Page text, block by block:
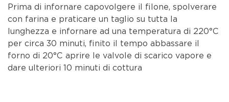
Prima di infornare capovolgere il filone, spolverare
con farina e praticare un taglio su tutta la
lunghezza e infornare ad una temperatura di 220°C
per circa 30 minuti, finito il tempo abbassare il
forno di 20°C aprire le valvole di scarico vapore e
dare ulteriori 10 minuti di cottura